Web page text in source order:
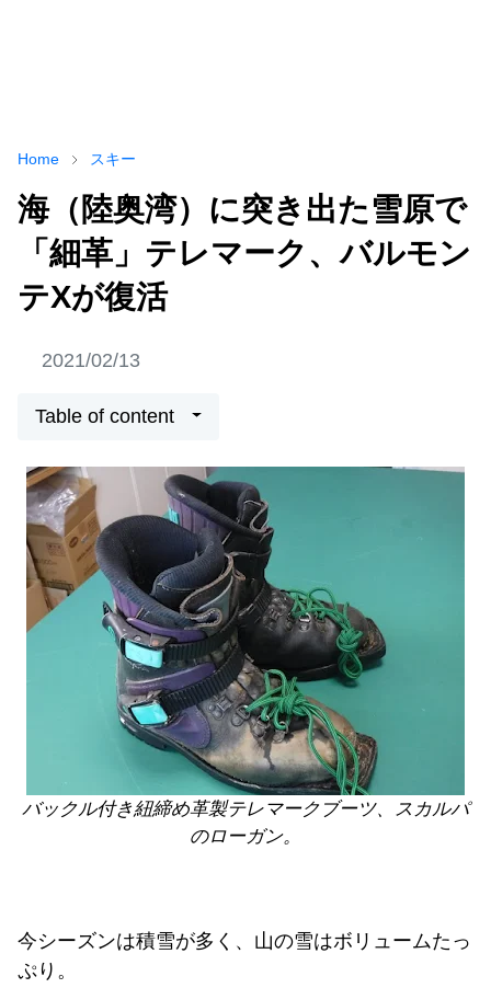
Home スキー
海（陸奥湾）に突き出た雪原で
「細革」テレマーク、バルモン
テXが復活
2021/02/13
Table of content
バックル付き紐締め革製テレマークブーツ、スカルパ
のローガン。
今シーズンは積雪が多く、山の雪はボリュームたっ
ぷり。